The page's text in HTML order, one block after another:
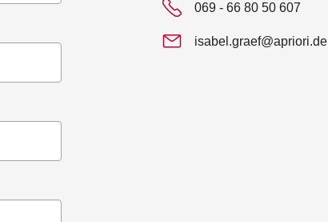
069 - 66 80 50 607
isabel.graef@apriori.de